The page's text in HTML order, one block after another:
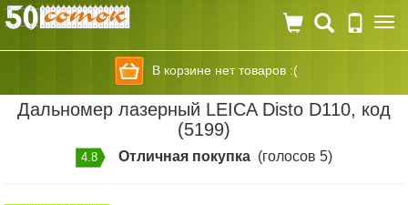
В корзине нет товаров :(
Дальномер лазерный LEICA Disto D110, код
(5199)
4.8 Отличная покупка (голосов 5)